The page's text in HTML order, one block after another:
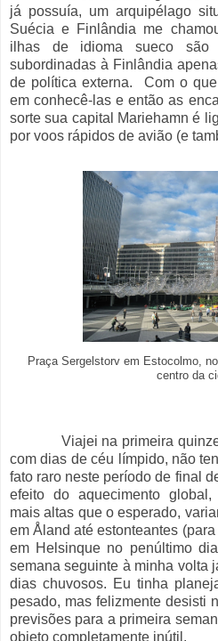
já possuía, um arquipélago
Suécia e Finlândia me
ilhas de idioma sueco são
subordinadas à Finlândia
de política externa. Com o
em conhecê-las e então as
sorte sua capital Mariehamn é
por voos rápidos de avião (e
Praça Sergelstorv em Estocolmo,
centro da
Viajei na primeira
com dias de céu límpido, não
fato raro neste período de final
efeito do aquecimento global,
mais altas que o esperado,
em Åland até estonteantes
em Helsinque no penúltimo
semana seguinte à minha volta
dias chuvosos. Eu tinha
pesado, mas felizmente desisti
previsões para a primeira
objeto completamente inútil.